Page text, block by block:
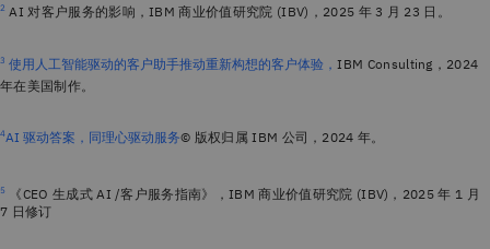
2 AI 对客户服务的影响，IBM 商业价值研究院 (IBV)，2025 年 3 月 23 日。
3 使用人工智能驱动的客户助手推动重新构想的客户体验，IBM Consulting，2024
年在美国制作。
4AI 驱动答案，同理心驱动服务© 版权归属 IBM 公司， 2024 年。
5
《CEO 生成式 AI /客户服务指南》，IBM 商业价值研究院 (IBV)，2025 年 1 月
7 日修订